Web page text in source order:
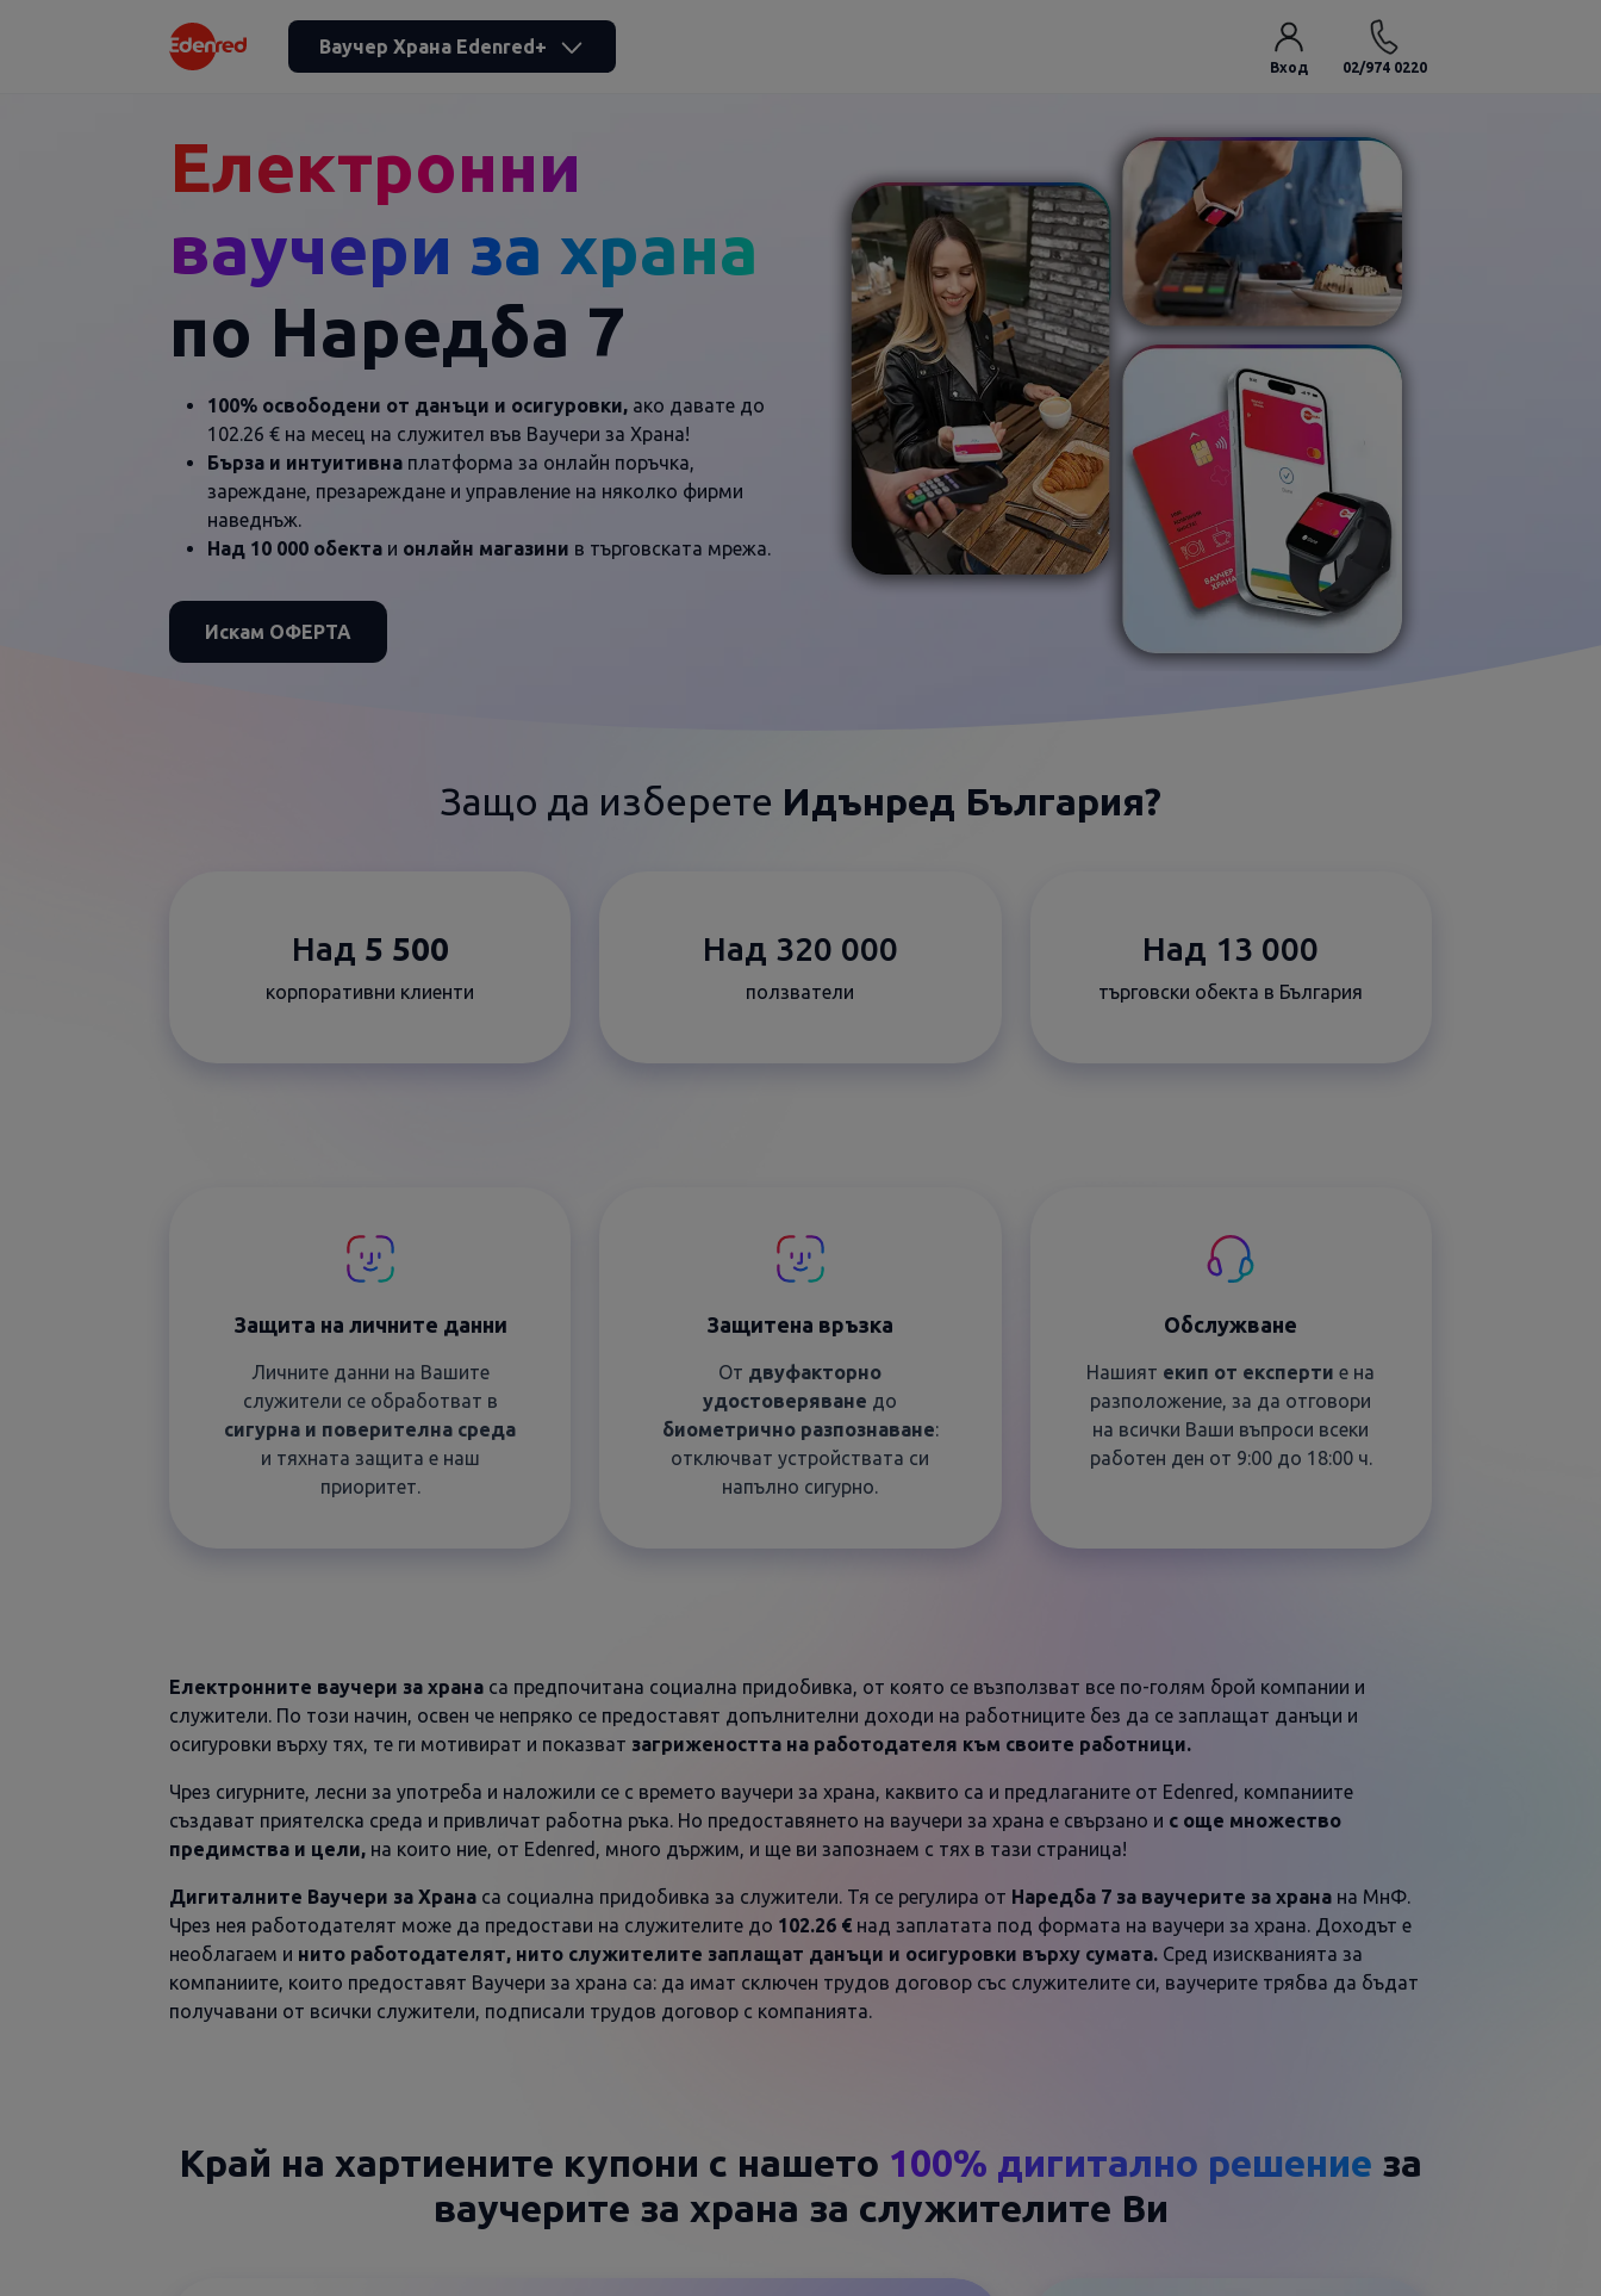
Ваучер Храна Edenred+
Вход 02/974 0220
Електронни
ваучери за храна
по Наредба 7
100% освободени от данъци и осигуровки, ако давате до
102.26 € на месец на служител във Ваучери за Храна!
Бърза и интуитивна платформа за онлайн поръчка,
зареждане, презареждане и управление на няколко фирми
наведнъж.
Над 10 000 обекта и онлайн магазини в търговската мрежа.
Искам ОФЕРТА
Защо да изберете Идънред България?
Над 5 500
корпоративни клиенти
Над 320 000
ползватели
Над 13 000
търговски обекта в България
Защита на личните данни
Личните данни на Вашите
служители се обработват в
сигурна и поверителна среда
и тяхната защита е наш
приоритет.
Защитена връзка
От двуфакторно
удостоверяване до
биометрично разпознаване:
отключват устройствата си
напълно сигурно.
Обслужване
Нашият екип от експерти е на
разположение, за да отговори
на всички Ваши въпроси всеки
работен ден от 9:00 до 18:00 ч.
Електронните ваучери за храна са предпочитана социална придобивка, от която се възползват все по-голям брой компании и
служители. По този начин, освен че непряко се предоставят допълнителни доходи на работниците без да се заплащат данъци и
осигуровки върху тях, те ги мотивират и показват загрижеността на работодателя към своите работници.
Чрез сигурните, лесни за употреба и наложили се с времето ваучери за храна, каквито са и предлаганите от Edenred, компаниите
създават приятелска среда и привличат работна ръка. Но предоставянето на ваучери за храна е свързано и с още множество
предимства и цели, на които ние, от Edenred, много държим, и ще ви запознаем с тях в тази страница!
Дигиталните Ваучери за Храна са социална придобивка за служители. Тя се регулира от Наредба 7 за ваучерите за храна на МнФ.
Чрез нея работодателят може да предостави на служителите до 102.26 € над заплатата под формата на ваучери за храна. Доходът е
необлагаем и нито работодателят, нито служителите заплащат данъци и осигуровки върху сумата. Сред изискванията за
компаниите, които предоставят Ваучери за храна са: да имат сключен трудов договор със служителите си, ваучерите трябва да бъдат
получавани от всички служители, подписали трудов договор с компанията.
Край на хартиените купони с нашето 100% дигитално решение за
ваучерите за храна за служителите Ви